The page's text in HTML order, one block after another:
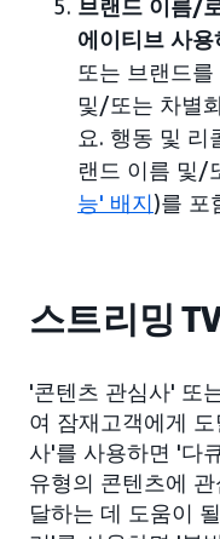
브랜드 이름/
에이티브 사용
또는 브랜드
및/또는 차별
요. 행동 및 리
랜드 이름 및/
능' 배지)를 포
스트리밍
'콘텐츠 관심사' 또
여 잠재고객에게
사'를 사용하면 '다
유형의 콘텐츠에
달하는 데 도움이